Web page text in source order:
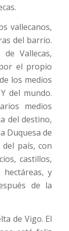
vallecanos,
del barrio.
Vallecas,
el propio
los medios
del mundo.
medios
del destino,
Duquesa de
país, con
castillos,
y
de la
de Vigo. El